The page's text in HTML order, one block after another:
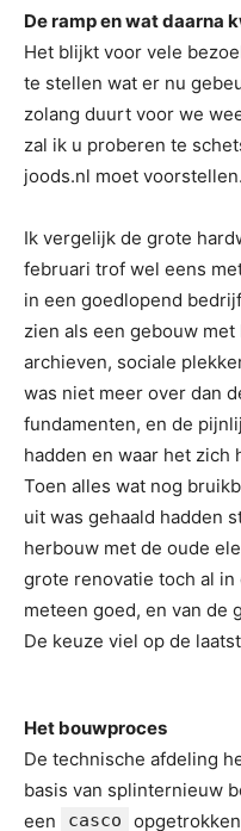
De ramp en wat daarna
Het blijkt voor vele
te stellen wat er nu
zolang duurt voor we
zal ik u proberen te
joods.nl moet voorstellen.
Ik vergelijk de grote
februari trof wel eens
in een goedlopend
zien als een gebouw
archieven, sociale
was niet meer over dan
fundamenten, en de
hadden en waar het zich
Toen alles wat nog
uit was gehaald hadden
herbouw met de oude
grote renovatie toch al in
meteen goed, en van de
De keuze viel op de
Het bouwproces
De technische afdeling
basis van splinternieuw
een
casco